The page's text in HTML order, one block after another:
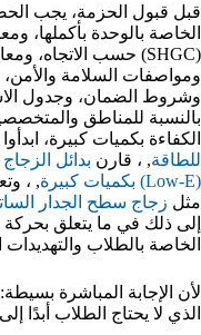
الخاصة بالوحدة بأكملها،
ومواصفات السلامة والأمن،
وشروط الضمان، وجدول
بالنسبة للمناطق
الكفاءة بكميات كبيرة، ابدأوا
للطاقة, ، قارن بدائل
(Low-E) بكميات كبيرة
, ،
مثل زجاج سطح الجدار
إلى ذلك في ما يتعلق
الخاصة بالطلاب والتهديدات
لأن الإجابة المباشرة
الذي لا يحتاج الطلاب أبدًا